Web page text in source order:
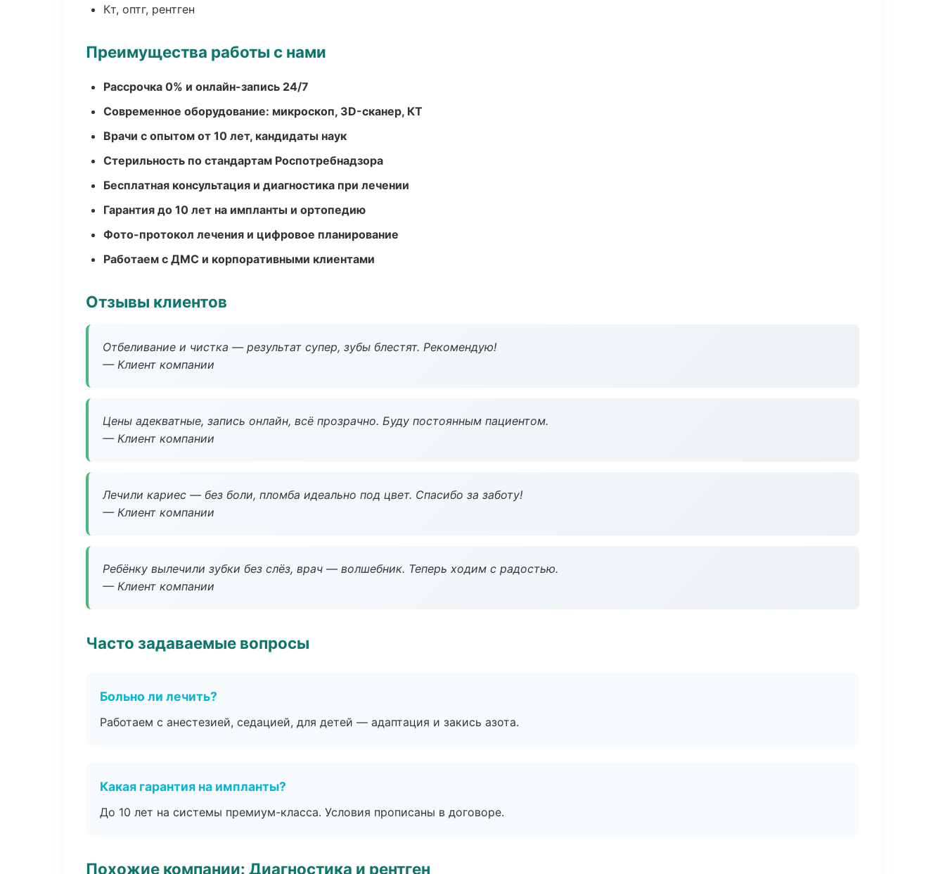
Кт, оптг, рентген
Преимущества работы с нами
Рассрочка 0% и онлайн-запись 24/7
Современное оборудование: микроскоп, 3D-сканер, КТ
Врачи с опытом от 10 лет, кандидаты наук
Стерильность по стандартам Роспотребнадзора
Бесплатная консультация и диагностика при лечении
Гарантия до 10 лет на импланты и ортопедию
Фото-протокол лечения и цифровое планирование
Работаем с ДМС и корпоративными клиентами
Отзывы клиентов
Отбеливание и чистка — результат супер, зубы блестят. Рекомендую!
— Клиент компании
Цены адекватные, запись онлайн, всё прозрачно. Буду постоянным пациентом.
— Клиент компании
Лечили кариес — без боли, пломба идеально под цвет. Спасибо за заботу!
— Клиент компании
Ребёнку вылечили зубки без слёз, врач — волшебник. Теперь ходим с радостью.
— Клиент компании
Часто задаваемые вопросы
Больно ли лечить?
Работаем с анестезией, седацией, для детей — адаптация и закись азота.
Какая гарантия на импланты?
До 10 лет на системы премиум-класса. Условия прописаны в договоре.
Похожие компании: Диагностика и рентген